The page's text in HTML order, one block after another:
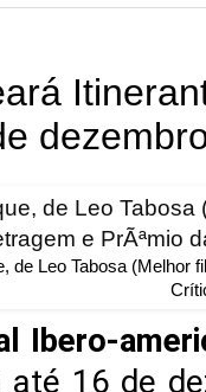
de Leo Tabosa (Melhor
Ibero-
até 16 de